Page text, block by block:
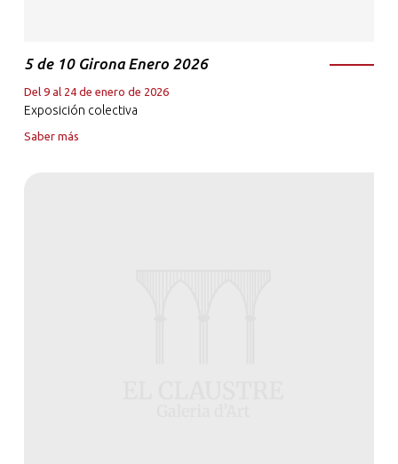
5 de 10 Girona Enero 2026
Del 9 al 24 de enero de 2026
Exposición colectiva
Saber más